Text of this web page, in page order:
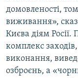
домовленості,
виживання»,
Києва діям
комплекс
виконання,
озброєнь, а